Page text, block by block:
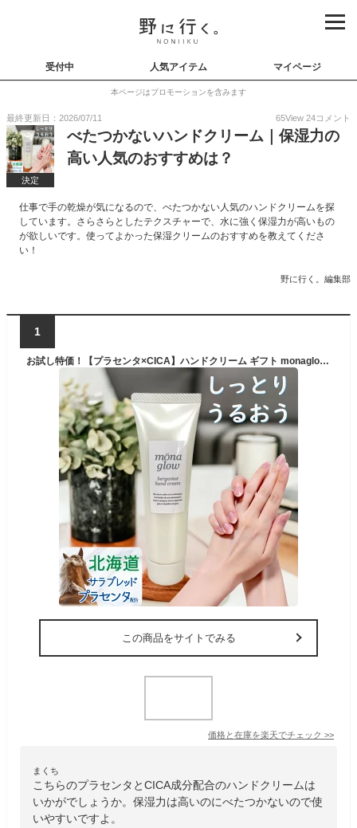
受付中 人気アイテム マイページ
本ページはプロモーションを含みます
最終更新日：2026/07/11 65View 24コメント
決定
べたつかないハンドクリーム｜保湿力の
高い人気のおすすめは？
仕事で手の乾燥が気になるので、べたつかない人気のハンドクリームを探
しています。さらさらとしたテクスチャーで、水に強く保湿力が高いもの
が欲しいです。使ってよかった保湿クリームのおすすめを教えてくださ
い！
野に行く。編集部
1
お試し特価！【プラセンタ×CICA】ハンドクリーム ギフト monaglow モナグロウ ベルガモット 香り 北海道産サラブレッド プラセンタ ツボクサ CICA エキス しっとり べたつかない ハンドケア 保湿 クリーム 50g 乾燥 肌荒れ 手荒れ ハリ ツヤ プレゼント （デジタルライフ）
この商品をサイトでみる
価格と在庫を楽天でチェック >>
まくち
こちらのプラセンタとCICA成分配合のハンドクリームは
いかがでしょうか。保湿力は高いのにべたつかないので使
いやすいですよ。